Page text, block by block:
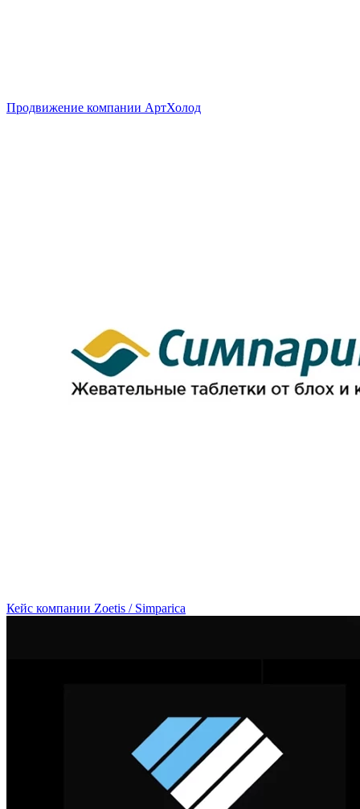
Продвижение компании АртХолод
Кейс компании Zoetis / Simparica